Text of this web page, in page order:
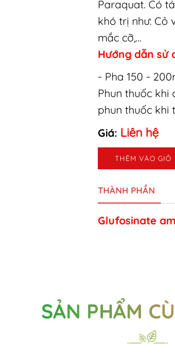
Paraquat. Có
khó trị như: Cỏ
mắc cỡ,…
Hướng dẫn sử
- Pha 150 -
Phun thuốc khi
phun thuốc khi
Giá: Liên hệ
THÊM VÀO GIỎ
THÀNH PHẦN
Glufosinate
SẢN PHẨM